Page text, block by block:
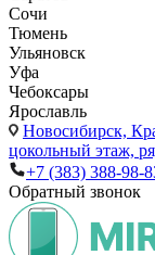
Сочи
Тюмень
Ульяновск
Уфа
Чебоксары
Ярославль
Новосибирск,
цокольный этаж,
+7 (383) 388-98-
Обратный звонок